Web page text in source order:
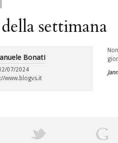
settimana
Bonati
07/2024
www.blogvs.it